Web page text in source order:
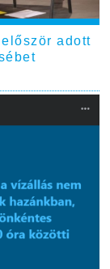
adott